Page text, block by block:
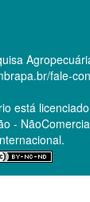
fale-
está
-